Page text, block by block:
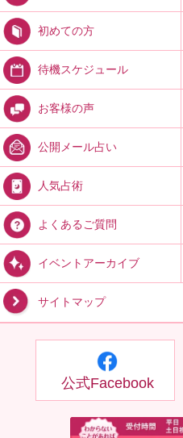
初めての方
待機スケジュール
お客様の声
公開メール占い
人気占術
よくあるご質問
イベントアーカイブ
サイトマップ
公式Facebook